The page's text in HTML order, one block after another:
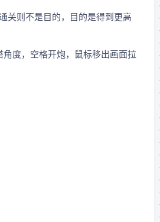
关则不是目的，目的是得到更高
角度，空格开炮，鼠标移出画面拉